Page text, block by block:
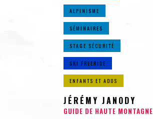
ALPINISME
SÉMINAIRES
STAGE SÉCURITÉ
SKI FREERIDE
ENFANTS ET ADOS
JÉRÉMY JANODY
GUIDE DE HAUTE MONTAGNE